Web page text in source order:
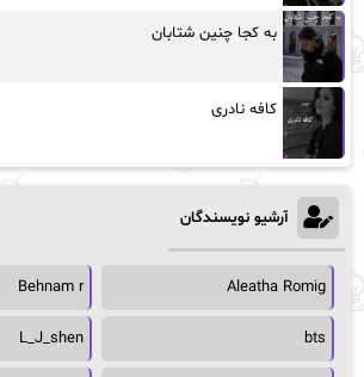
به کجا چنین شتابان
کافه نادری
آرشیو نویسندگان
Aleatha Romig
Behnam r
bts
L_J_shen